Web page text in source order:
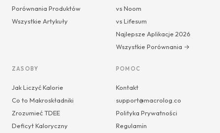
Porównania Produktów
Wszystkie Artykuły
vs Noom
vs Lifesum
Najlepsze Aplikacje 2026
Wszystkie Porównania →
ZASOBY
Jak Liczyć Kalorie
Co to Makroskładniki
Zrozumieć TDEE
Deficyt Kaloryczny
POMOC
Kontakt
support@macrolog.co
Polityka Prywatności
Regulamin